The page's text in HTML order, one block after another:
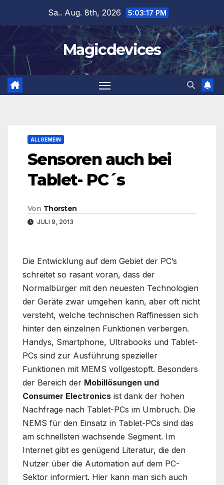
springen
Sa.. Aug. 8th, 2026 5:03:18 PM
Magicdevices
ALLGEMEIN
Sensoren auch bei
Tablet- PC´s
Von Thorsten
JULI 9, 2013
Die Entwicklung auf dem Gebiet der PC’s
schreitet so rasant voran, dass der
Normalbürger mit den neuesten Technologien
der Geräte zwar umgehen kann, aber oft nicht
versteht, welche technischen Raffinessen sich
hinter den einzelnen Funktionen verbergen.
Handys, Smartphone, Ultrabooks und Tablet-
PCs sind zur Ausführung spezieller
Funktionen mit MEMS vollgestopft. Besonders
der Bereich der Mobillösungen und
Consumer Electronics ist dank der hohen
Nachfrage nach Tablet-PCs im Umbruch. Die
NEMS für den Einsatz in Tablet-PCs sind das
am schnellsten wachsende Segment. Im
Internet gibt es genügend Literatur, die den
Nutzer über die Automation auf dem PC-
Sektor informiert. Hier kann man sich auch